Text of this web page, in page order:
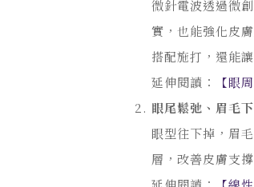
微針電波透過微
實，也能強化皮
搭配施打，還能
延伸閱讀：
【眼
眼尾鬆弛、眉毛
眼型往下掉，眉
層，改善皮膚支